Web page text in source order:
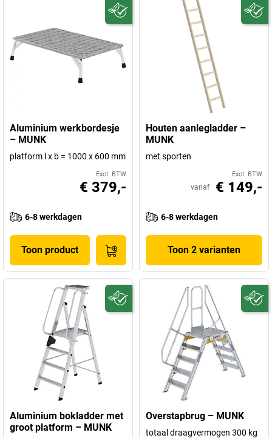
Aluminium werkbordesje
– MUNK
platform l x b = 1000 x 600 mm
Excl. BTW
€ 379,-
6-8 werkdagen
Toon product
Houten aanlegladder –
MUNK
met sporten
Excl. BTW
vanaf € 149,-
6-8 werkdagen
Toon 2 varianten
Aluminium bokladder met
groot platform – MUNK
Overstapbrug – MUNK
totaal draagvermogen 300 kg